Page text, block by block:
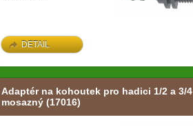
DETAIL
Adaptér na kohoutek pro hadici 1/2 a 3/4
mosazný (17016)